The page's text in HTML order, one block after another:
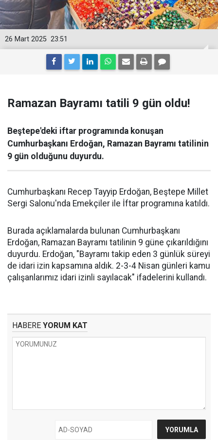
23:51
26 Mart 2025
Ramazan Bayramı tatili 9 gün oldu!
Beştepe'deki iftar programında konuşan
Cumhurbaşkanı Erdoğan, Ramazan Bayramı tatilinin
9 gün olduğunu duyurdu.
Cumhurbaşkanı Recep Tayyip Erdoğan, Beştepe Millet
Sergi Salonu'nda Emekçiler ile İftar programına katıldı.
Burada açıklamalarda bulunan Cumhurbaşkanı
Erdoğan, Ramazan Bayramı tatilinin 9 güne çıkarıldığını
duyurdu. Erdoğan, "Bayramı takip eden 3 günlük süreyi
de idari izin kapsamına aldık. 2-3-4 Nisan günleri kamu
çalışanlarımız idari izinli sayılacak" ifadelerini kullandı.
HABERE YORUM KAT